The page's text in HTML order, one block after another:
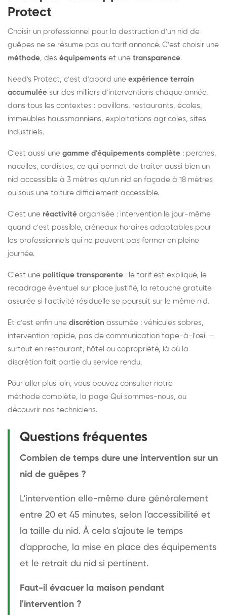
Protect
Choisir un professionnel pour la destruction d'un nid de
guêpes ne se résume pas au tarif annoncé. C'est choisir une
méthode, des équipements et une transparence.
Need's Protect, c'est d'abord une expérience terrain
accumulée sur des milliers d'interventions chaque année,
dans tous les contextes : pavillons, restaurants, écoles,
immeubles haussmanniens, exploitations agricoles, sites
industriels.
C'est aussi une gamme d'équipements complète : perches,
nacelles, cordistes, ce qui permet de traiter aussi bien un
nid accessible à 3 mètres qu'un nid en façade à 18 mètres
ou sous une toiture difficilement accessible.
C'est une réactivité organisée : intervention le jour-même
quand c'est possible, créneaux horaires adaptables pour
les professionnels qui ne peuvent pas fermer en pleine
journée.
C'est une politique transparente : le tarif est expliqué, le
recadrage éventuel sur place justifié, la retouche gratuite
assurée si l'activité résiduelle se poursuit sur le même nid.
Et c'est enfin une discrétion assumée : véhicules sobres,
intervention rapide, pas de communication tape-à-l'œil —
surtout en restaurant, hôtel ou copropriété, là où la
discrétion fait partie du service rendu.
Pour aller plus loin, vous pouvez consulter notre
méthode complète, la page Qui sommes-nous, ou
découvrir nos techniciens.
Questions fréquentes
Combien de temps dure une intervention sur un
nid de guêpes ?
L'intervention elle-même dure généralement
entre 20 et 45 minutes, selon l'accessibilité et
la taille du nid. À cela s'ajoute le temps
d'approche, la mise en place des équipements
et le retrait du nid si pertinent.
Faut-il évacuer la maison pendant
l'intervention ?